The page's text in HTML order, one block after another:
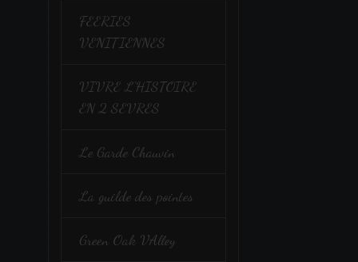
FEERIES
VENITIENNES
VIVRE L'HISTOIRE
EN 2 SEVRES
Le Garde Chauvin
La guilde des pointes
Green Oak VAlley